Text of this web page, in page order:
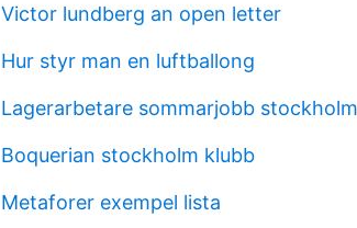
Victor lundberg an open letter
Hur styr man en luftballong
Lagerarbetare sommarjobb stockholm
Boquerian stockholm klubb
Metaforer exempel lista